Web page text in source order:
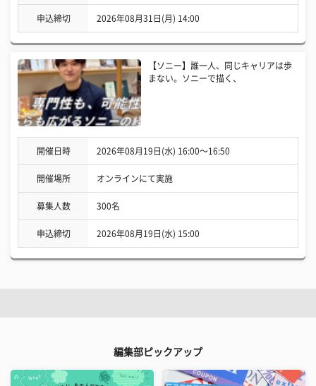
申込締切 2026年08月31日(月) 14:00
【ソニー】誰一人、同じキャリアは歩
まない。ソニーで描く、
開催日時 2026年08月19日(水) 16:00〜16:50
開催場所 オンラインにて実施
募集人数 300名
申込締切 2026年08月19日(水) 15:00
編集部ピックアップ